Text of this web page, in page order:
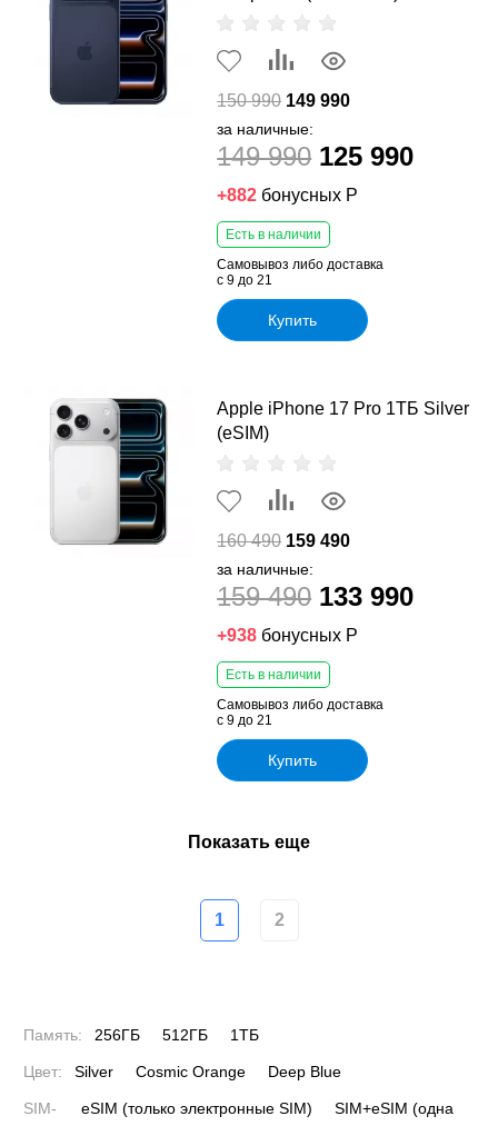
150 990 149 990
за наличные:
149 990 125 990
+882 бонусных Р
Есть в наличии
Самовывоз либо доставка
с 9 до 21
Купить
Apple iPhone 17 Pro 1ТБ Silver
(eSIM)
160 490 159 490
за наличные:
159 490 133 990
+938 бонусных Р
Есть в наличии
Самовывоз либо доставка
с 9 до 21
Купить
Показать еще
1 2
Память: 256ГБ 512ГБ 1ТБ
Цвет: Silver Cosmic Orange Deep Blue
SIM-
eSIM (только электронные SIM)
SIM+eSIM (одна